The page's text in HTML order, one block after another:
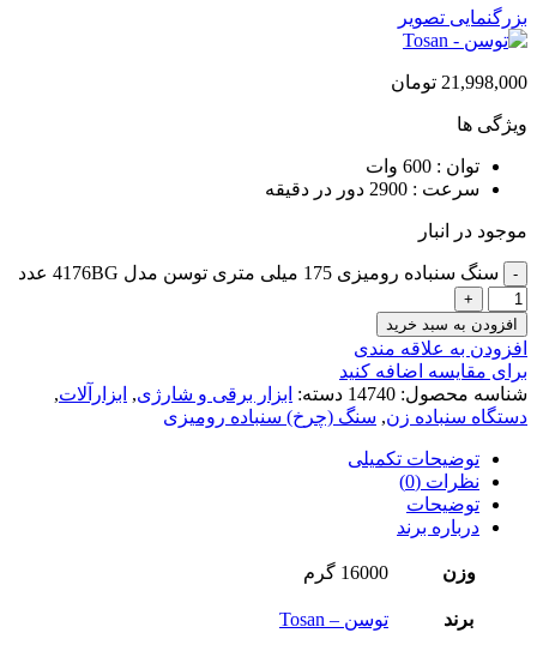
بزرگنمایی تصویر
21,998,000 تومان
ویژگی ها
توان : 600 وات
سرعت : 2900 دور در دقیقه
موجود در انبار
سنگ سنباده رومیزی 175 میلی متری توسن مدل 4176BG عدد
افزودن به سبد خرید
افزودن به علاقه مندی
برای مقایسه اضافه کنید
شناسه محصول: 14740 دسته: ابزار برقی و شارژی, ابزارآلات,
دستگاه سنباده زن, سنگ (چرخ) سنباده رومیزی
توضیحات تکمیلی
نظرات (0)
توضیحات
درباره برند
وزن 16000 گرم
برند توسن – Tosan